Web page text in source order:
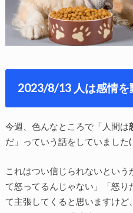
2023/8/13 人は感情を
今週、色んなところで「人間は
だ」っていう話をしていました
これはつい信じられないという
て怒ってるんじゃない」「怒り
て主張してくると思いますけど